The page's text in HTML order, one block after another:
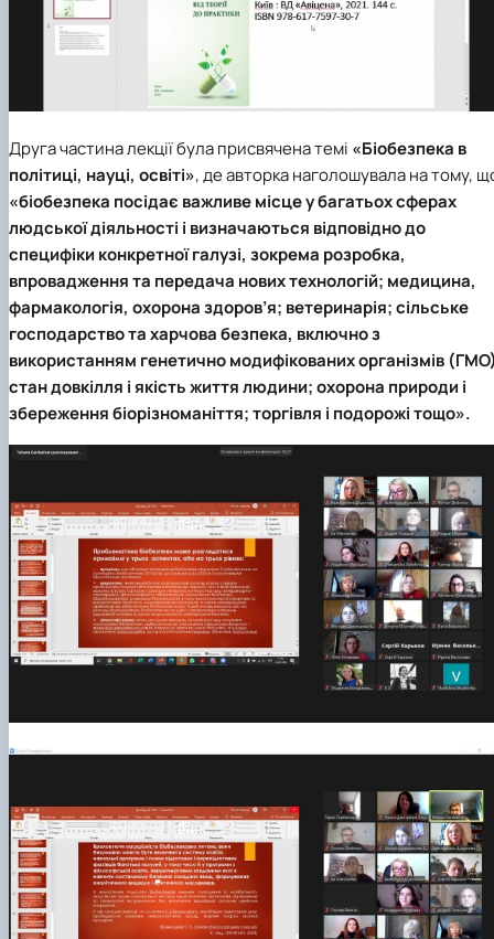
Друга частина лекції була присвячена темі «Біобезпека в
політиці, науці, освіті», де авторка наголошувала на тому,
«біобезпека посідає важливе місце у багатьох сферах
людської діяльності і визначаються відповідно до
специфіки конкретної галузі, зокрема розробка,
впровадження та передача нових технологій; медицина,
фармакологія, охорона здоров’я; ветеринарія; сільське
господарство та харчова безпека, включно з
використанням генетично модифікованих організмів
стан довкілля і якість життя людини; охорона природи і
збереження біорізноманіття; торгівля і подорожі тощо».